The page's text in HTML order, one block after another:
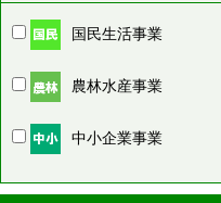
国民生活事業
農林水産事業
中小企業事業